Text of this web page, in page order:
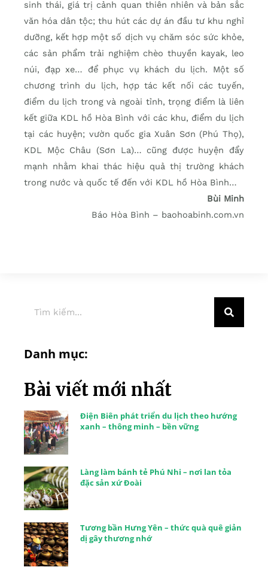
sinh thái, giá trị cảnh quan thiên nhiên và bản sắc
văn hóa dân tộc; thu hút các dự án đầu tư khu nghỉ
dưỡng, kết hợp một số dịch vụ chăm sóc sức khỏe,
các sản phẩm trải nghiệm chèo thuyền kayak, leo
núi, đạp xe… để phục vụ khách du lịch. Một số
chương trình du lịch, hợp tác kết nối các tuyến,
điểm du lịch trong và ngoài tỉnh, trọng điểm là liên
kết giữa KDL hồ Hòa Bình với các khu, điểm du lịch
tại các huyện; vườn quốc gia Xuân Sơn (Phú Thọ),
KDL Mộc Châu (Sơn La)… cũng được huyện đẩy
mạnh nhằm khai thác hiệu quả thị trường khách
trong nước và quốc tế đến với KDL hồ Hòa Bình…
Bùi Minh
Báo Hòa Bình – baohoabinh.com.vn
Danh mục:
Bài viết mới nhất
Điện Biên phát triển du lịch theo hướng
xanh – thông minh – bền vững
Làng làm bánh tẻ Phú Nhi – nơi lan tỏa
đặc sản xứ Đoài
Tương bần Hưng Yên – thức quà quê giản
dị gây thương nhớ